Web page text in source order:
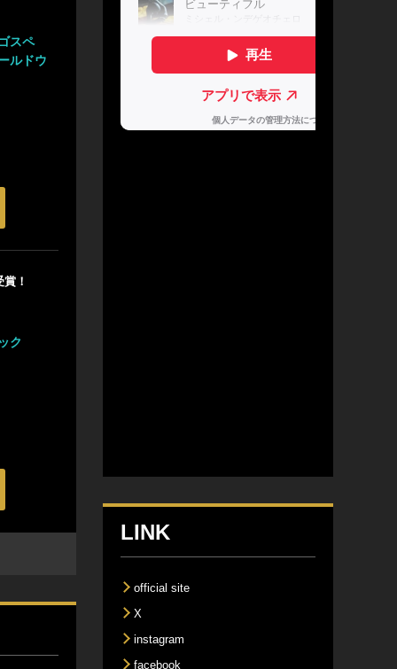
スペ
ルドウ
！
ク
LINK
official site
X
instagram
facebook